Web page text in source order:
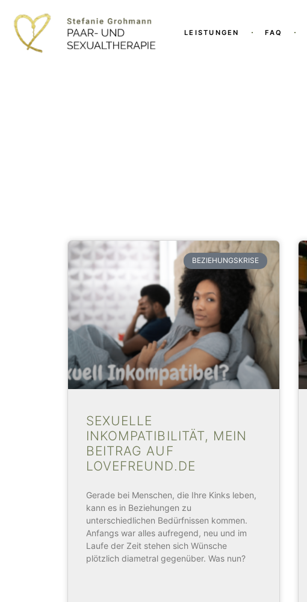
LEISTUNGEN FAQ
BEZIEHUNGSKRISE
SEXUELLE
INKOMPATIBILITÄT, MEIN
BEITRAG AUF
LOVEFREUND.DE
Gerade bei Menschen, die Ihre Kinks leben,
kann es in Beziehungen zu
unterschiedlichen Bedürfnissen kommen.
Anfangs war alles aufregend, neu und im
Laufe der Zeit stehen sich Wünsche
plötzlich diametral gegenüber. Was nun?